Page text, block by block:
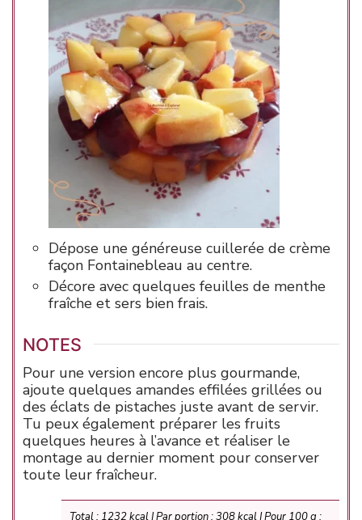
Dépose une généreuse cuillerée de crème
façon Fontainebleau au centre.
Décore avec quelques feuilles de menthe
fraîche et sers bien frais.
NOTES
Pour une version encore plus gourmande,
ajoute quelques amandes effilées grillées ou
des éclats de pistaches juste avant de servir.
Tu peux également préparer les fruits
quelques heures à l’avance et réaliser le
montage au dernier moment pour conserver
toute leur fraîcheur.
Total : 1232 kcal | Par portion : 308 kcal | Pour 100 g :